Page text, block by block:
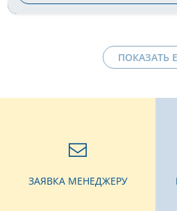
ПОКАЗАТЬ
ЗАЯВКА МЕНЕДЖЕРУ